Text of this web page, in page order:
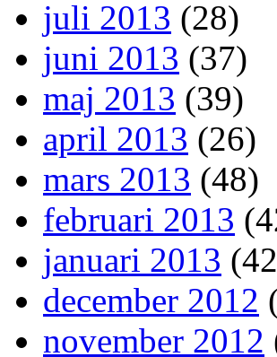
juli 2013 (28)
juni 2013 (37)
maj 2013 (39)
april 2013 (26)
mars 2013 (48)
februari 2013
januari 2013
december 2012
november 2012